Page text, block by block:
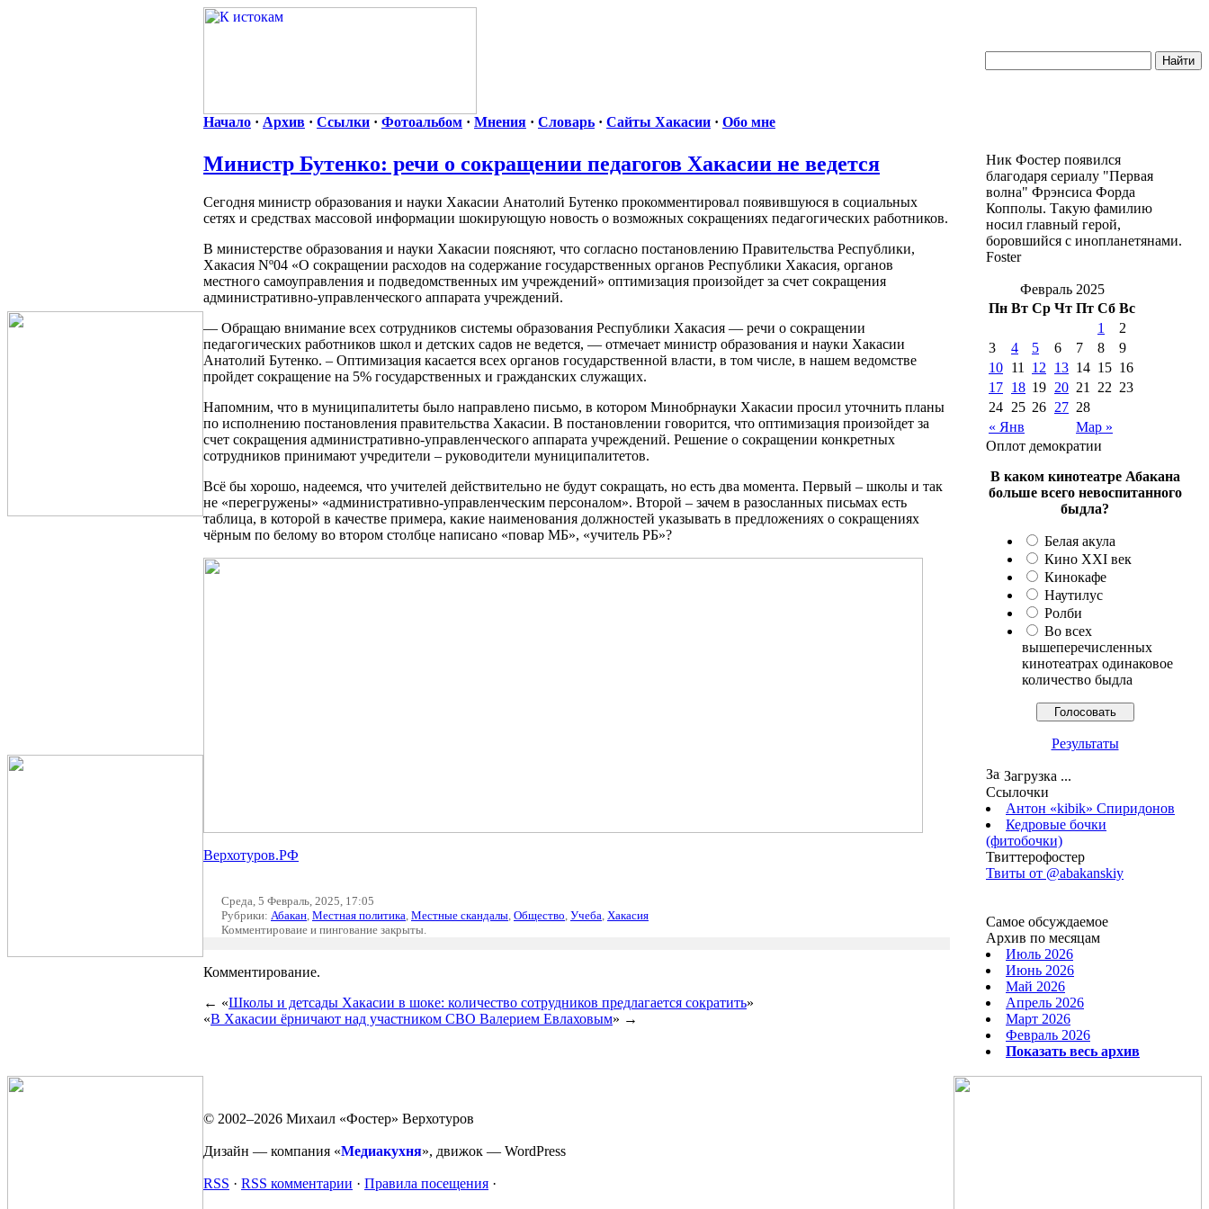
Начало · Архив · Ссылки · Фотоальбом · Мнения · Словарь · Сайты Хакасии · Обо мне
Министр Бутенко: речи о сокращении педагогов Хакасии не ведется
Сегодня министр образования и науки Хакасии Анатолий Бутенко прокомментировал появившуюся в социальных
сетях и средствах массовой информации шокирующую новость о возможных сокращениях педагогических работников.
В министерстве образования и науки Хакасии поясняют, что согласно постановлению Правительства Республики,
Хакасия Nº04 «О сокращении расходов на содержание государственных органов Республики Хакасия, органов
местного самоуправления и подведомственных им учреждений» оптимизация произойдет за счет сокращения
административно-управленческого аппарата учреждений.
— Обращаю внимание всех сотрудников системы образования Республики Хакасия — речи о сокращении
педагогических работников школ и детских садов не ведется, — отмечает министр образования и науки Хакасии
Анатолий Бутенко. – Оптимизация касается всех органов государственной власти, в том числе, в нашем ведомстве
пройдет сокращение на 5% государственных и гражданских служащих.
Напомним, что в муниципалитеты было направлено письмо, в котором Минобрнауки Хакасии просил уточнить планы
по исполнению постановления правительства Хакасии. В постановлении говорится, что оптимизация произойдет за
счет сокращения административно-управленческого аппарата учреждений. Решение о сокращении конкретных
сотрудников принимают учредители – руководители муниципалитетов.
Всё бы хорошо, надеемся, что учителей действительно не будут сокращать, но есть два момента. Первый – школы и так
не «перегружены» «административно-управленческим персоналом». Второй – зачем в разосланных письмах есть
таблица, в которой в качестве примера, какие наименования должностей указывать в предложениях о сокращениях
чёрным по белому во втором столбце написано «повар МБ», «учитель РБ»?
Верхотуров.РФ
Среда, 5 Февраль, 2025, 17:05
Рубрики: Абакан Местная политика Местные скандалы Общество Учеба Хакасия
Комментироваие и пингование закрыты.
Комментирование.
← «Школы и детсады Хакасии в шоке: количество сотрудников предлагается сократить»
«В Хакасии ёрничают над участником СВО Валерием Евлаховым» →
Ник Фостер появился
благодаря сериалу "Первая
волна" Фрэнсиса Форда
Копполы. Такую фамилию
носил главный герой,
боровшийся с инопланетянами.
Foster
Февраль 2025
Пн Вт Ср Чт Пт Сб Вс
« Янв Мар »
1
2
3
4 5 6 7 8
9
10 11 12 13 14 15 16
17 18 19 20 21 22 23
24 25 26 27 28
Оплот демократии
В каком кинотеатре Абакана
больше всего невоспитанного
быдла?
Белая акула
Кино XXI век
Кинокафе
Наутилус
Ролби
Во всех
вышеперечисленных
кинотеатрах одинаковое
количество быдла
Результаты
Загрузка ...
Ссылочки
Антон «kibik» Спиридонов
Кедровые бочки
(фитобочки)
Твиттерофостер
Твиты от ‎@abakanskiy
Самое обсуждаемое
Архив по месяцам
Июль 2026
Июнь 2026
Май 2026
Апрель 2026
Март 2026
Февраль 2026
Показать весь архив
© 2002–2026 Михаил «Фостер» Верхотуров
Дизайн — компания «Медиакухня», движок — WordPress
RSS · RSS комментарии · Правила посещения ·